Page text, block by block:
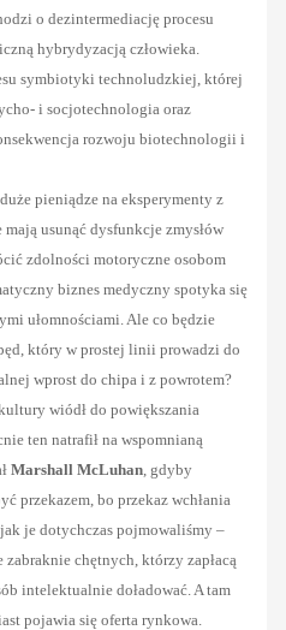
o dezintermediację procesu
hybrydyzacją człowieka.
symbiotyki technoludzkiej, której
i socjotechnologia oraz
rozwoju biotechnologii i
pieniądze na eksperymenty z
usunąć dysfunkcje zmysłów
zdolności motoryczne osobom
biznes medyczny spotyka się
ułomnościami. Ale co będzie
który w prostej linii prowadzi do
wprost do chipa i z powrotem?
wiódł do powiększania
ten natrafił na wspomnianą
Marshall McLuhan , gdyby
przekazem, bo przekaz wchłania
je dotychczas pojmowaliśmy –
chętnych, którzy zapłacą
intelektualnie doładować. A tam
pojawia się oferta rynkowa.